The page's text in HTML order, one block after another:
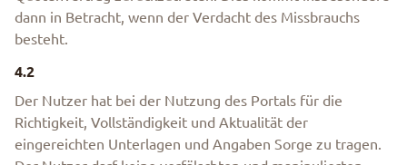
dann in Betracht, wenn der Verdacht des Missbrauchs
besteht.
4.2
Der Nutzer hat bei der Nutzung des Portals für die
Richtigkeit, Vollständigkeit und Aktualität der
eingereichten Unterlagen und Angaben Sorge zu tragen.